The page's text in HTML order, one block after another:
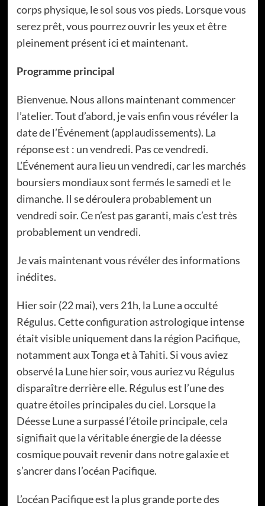
corps physique, le sol sous vos pieds. Lorsque vous
serez prêt, vous pourrez ouvrir les yeux et être
pleinement présent ici et maintenant.
Programme principal
Bienvenue. Nous allons maintenant commencer
l’atelier. Tout d’abord, je vais enfin vous révéler la
date de l’Événement (applaudissements). La
réponse est : un vendredi. Pas ce vendredi.
L’Événement aura lieu un vendredi, car les marchés
boursiers mondiaux sont fermés le samedi et le
dimanche. Il se déroulera probablement un
vendredi soir. Ce n’est pas garanti, mais c’est très
probablement un vendredi.
Je vais maintenant vous révéler des informations
inédites.
Hier soir (22 mai), vers 21h, la Lune a occulté
Régulus. Cette configuration astrologique intense
était visible uniquement dans la région Pacifique,
notamment aux Tonga et à Tahiti. Si vous aviez
observé la Lune hier soir, vous auriez vu Régulus
disparaître derrière elle. Régulus est l’une des
quatre étoiles principales du ciel. Lorsque la
Déesse Lune a surpassé l’étoile principale, cela
signifiait que la véritable énergie de la déesse
cosmique pouvait revenir dans notre galaxie et
s’ancrer dans l’océan Pacifique.
L’océan Pacifique est la plus grande porte des